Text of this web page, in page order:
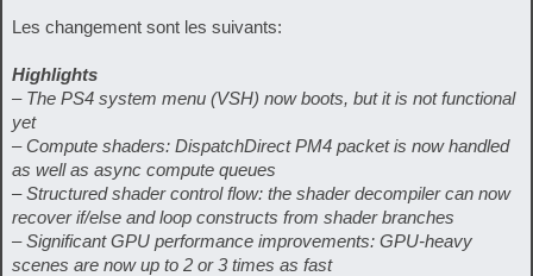
Les changement sont les suivants:
Highlights
– The PS4 system menu (VSH) now boots, but it is not functional
yet
– Compute shaders: DispatchDirect PM4 packet is now handled
as well as async compute queues
– Structured shader control flow: the shader decompiler can now
recover if/else and loop constructs from shader branches
– Significant GPU performance improvements: GPU-heavy
scenes are now up to 2 or 3 times as fast